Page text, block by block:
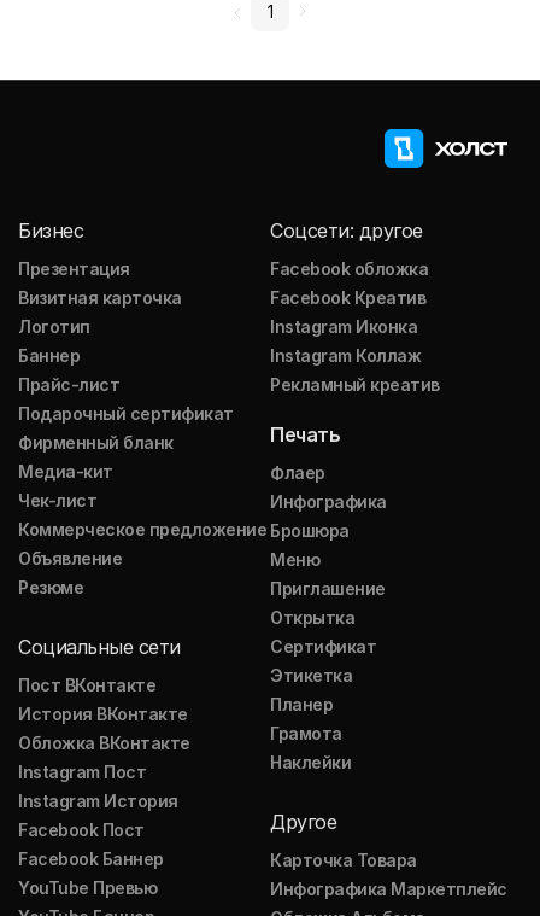
1
Бизнес
Презентация
Визитная карточка
Логотип
Баннер
Прайс-лист
Подарочный сертификат
Фирменный бланк
Медиа-кит
Чек-лист
Коммерческое предложение
Объявление
Резюме
Социальные сети
Пост ВКонтакте
История ВКонтакте
Обложка ВКонтакте
Instagram Пост
Instagram История
Facebook Пост
Facebook Баннер
YouTube Превью
Соцсети: другое
Facebook обложка
Facebook Креатив
Instagram Иконка
Instagram Коллаж
Рекламный креатив
Печать
Флаер
Инфографика
Брошюра
Меню
Приглашение
Открытка
Сертификат
Этикетка
Планер
Грамота
Наклейки
Другое
Карточка Товара
Инфографика Маркетплейс